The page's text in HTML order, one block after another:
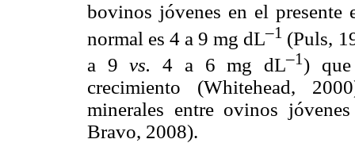
bovinos jóvenes en el
normal es 4 a 9 mg dL–1 (Puls,
a 9vs.4 a 6 mg dL–1) que
crecimiento (Whitehead,
minerales entre ovinos
Bravo, 2008).